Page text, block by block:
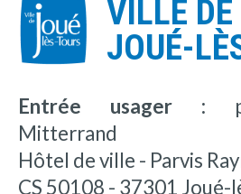
VILLE DE
JOUÉ-
Entrée usager :
Mitterrand
Hôtel de ville - Parvis
CS 50108 - 37301 Joué-